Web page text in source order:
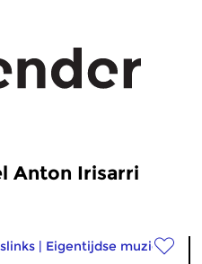
Anton Irisarri
| Eigentijdse muziek